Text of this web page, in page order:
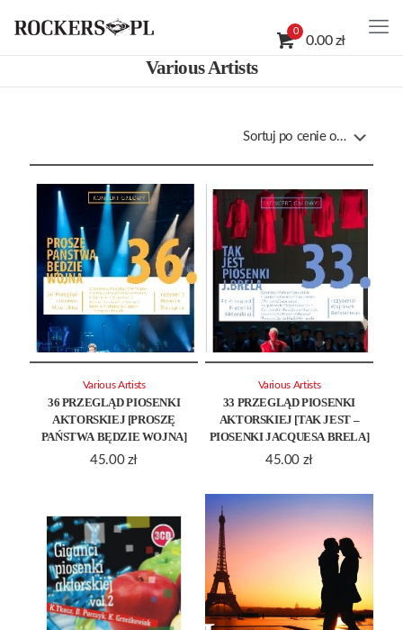
0
0.00 zł
Various Artists
36 PRZEGLĄD PIOSENKI
AKTORSKIEJ [PROSZĘ
PAŃSTWA BĘDZIE WOJNA]
45.00 zł
Various Artists
33 PRZEGLĄD PIOSENKI
AKTORSKIEJ [TAK JEST –
PIOSENKI JACQUESA BRELA]
45.00 zł
Various Artists